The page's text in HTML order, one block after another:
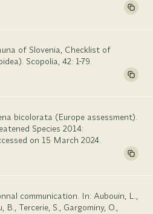
of Slovenia, Checklist of
Scopolia, 42: 1-79.
bicolorata (Europe assessment).
Species 2014:
on 15 March 2024.
communication. In: Aubouin, L.,
B., Tercerie, S., Gargominy, O.,